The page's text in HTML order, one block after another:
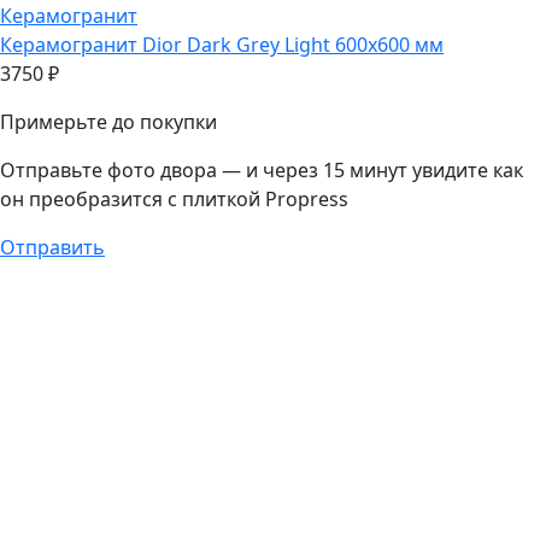
Керамогранит
Керамогранит Dior Dark Grey Light 600х600 мм
3750₽
Примерьте до покупки
Отправьте фото двора — и через 15 минут увидите как
он преобразится с плиткой Propress
Отправить